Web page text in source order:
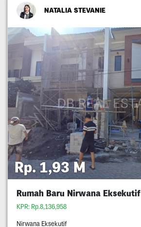
NATALIA STEVANIE
Rp. 1,93 M
Rumah Baru Nirwana Eksekutif
KPR: Rp.8,136,958
Nirwana Eksekutif